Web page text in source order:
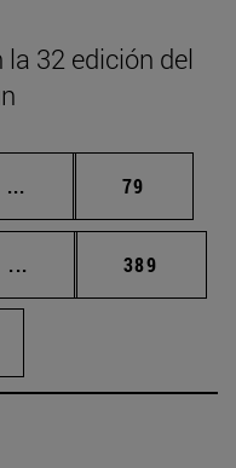
32 edición del
... Páginas intermedias
Página
79
... Páginas intermedias
Página
389